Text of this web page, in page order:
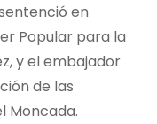
en
Popular para la
y el embajador
de las
Moncada.